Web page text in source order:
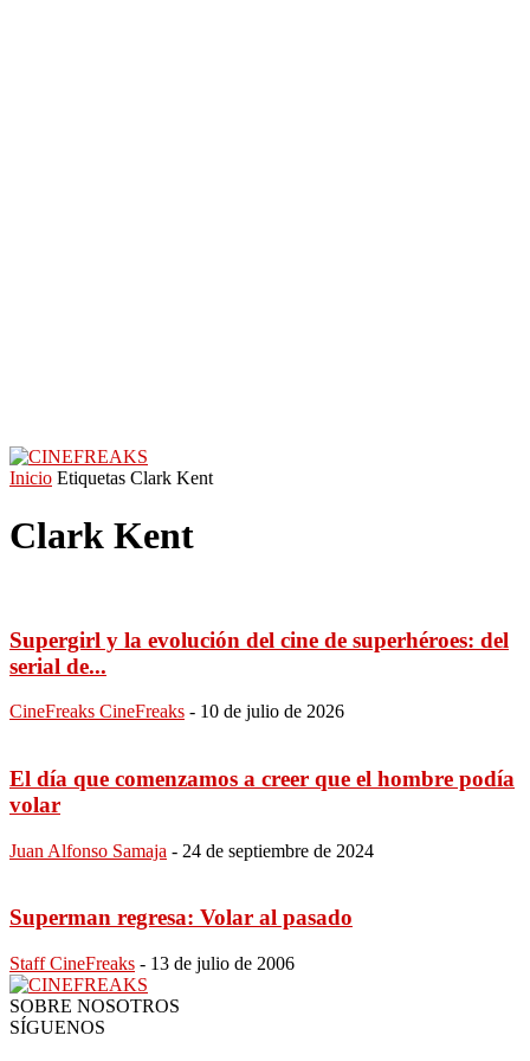
Inicio Etiquetas Clark Kent
Clark Kent
Supergirl y la evolución del cine de superhéroes: del
serial de...
CineFreaks CineFreaks - 10 de julio de 2026
El día que comenzamos a creer que el hombre podía
volar
Juan Alfonso Samaja - 24 de septiembre de 2024
Superman regresa: Volar al pasado
Staff CineFreaks - 13 de julio de 2006
SOBRE NOSOTROS
SÍGUENOS